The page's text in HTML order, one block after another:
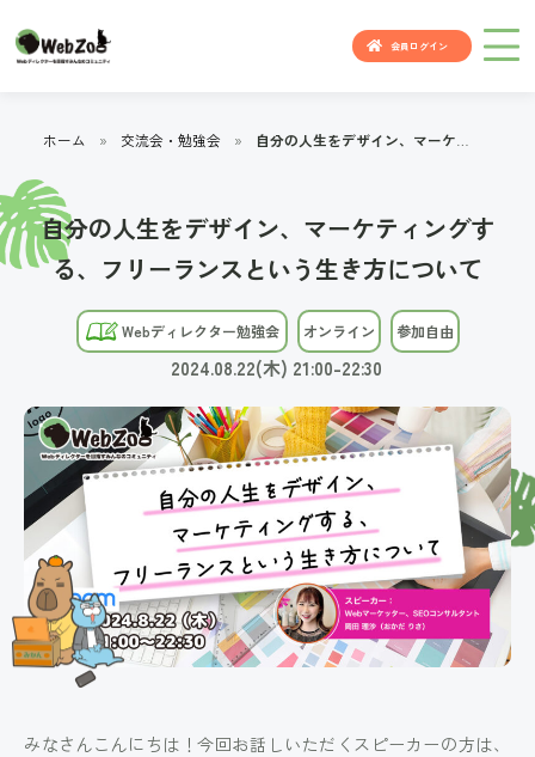
会員ログイン
ホーム » 交流会・勉強会 »
自分の人生をデザイン、マーケティングす
る、フリーランスという生き方について
Webディレクター勉強会 オンライン 参加自由
2024.08.22(木) 21:00-22:30
みなさんこんにちは！今回お話しいただくスピーカーの方は、